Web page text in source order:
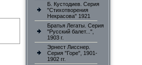
Б. Кустодиев. Серия
"Стихотворения
Некрасова" 1921
Братья Легаты. Серия
"Русский балет...",
1903 г.
Эрнест Лисснер.
Серия "Горе", 1901-
1902 гг.